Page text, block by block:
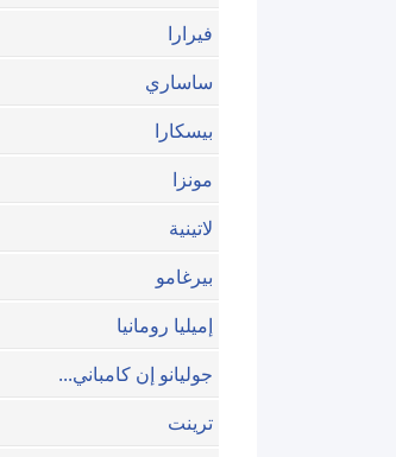
فيرارا
ساساري
بيسكارا
مونزا
لاتينية
بيرغامو
إميليا رومانيا
جوليانو إن كامباني...
ترينت